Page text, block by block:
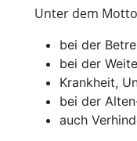
Unter dem
bei der
bei der
Krankheit,
bei der
auch